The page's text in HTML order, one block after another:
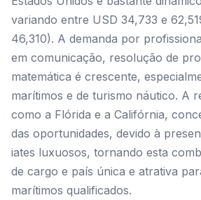
variando entre USD 34,733 e
46,310). A demanda por
em comunicação, resolução de
matemática é crescente,
marítimos e de turismo náutico. A
como a Flórida e a Califórnia,
das oportunidades, devido à
iates luxuosos, tornando esta
de cargo e país única e atrativa
marítimos qualificados.